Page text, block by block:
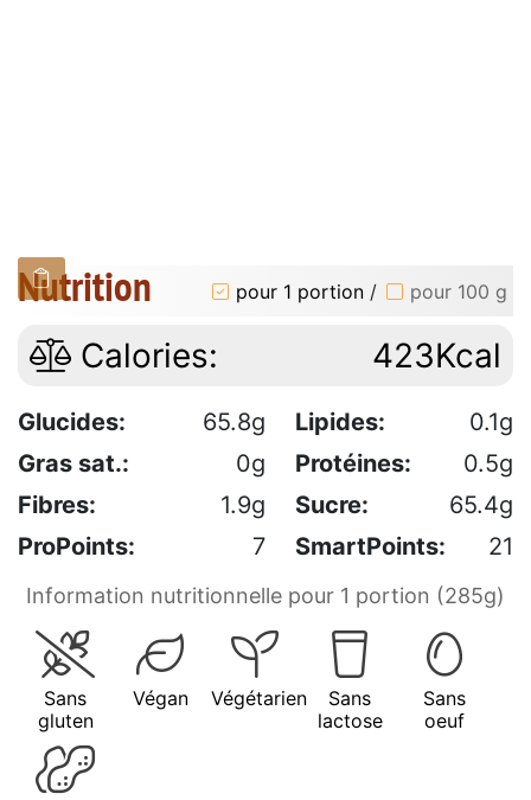
Nutrition pour 1 portion / pour 100 g
Calories: 423Kcal
Glucides: 65.8g Lipides:
0.1g
Gras sat.:
0g Protéines:
0.5g
Fibres:
1.9g Sucre:
65.4g
ProPoints:
7 SmartPoints: 21
Information nutritionnelle pour 1 portion (285g)
Sans
gluten
Végan Végétarien
Sans
lactose
Sans
oeuf